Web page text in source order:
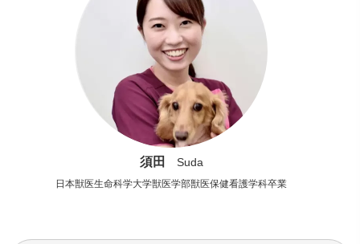
須田 Suda
日本獣医生命科学大学獣医学部獣医保健看護学科卒業